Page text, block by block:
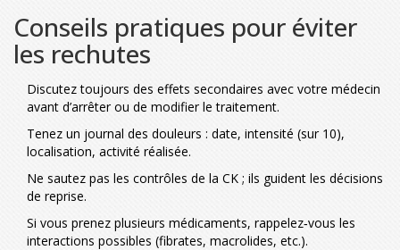
Conseils pratiques pour éviter
les rechutes
Discutez toujours des effets secondaires avec votre médecin
avant d’arrêter ou de modifier le traitement.
Tenez un journal des douleurs : date, intensité (sur 10),
localisation, activité réalisée.
Ne sautez pas les contrôles de la CK ; ils guident les décisions
de reprise.
Si vous prenez plusieurs médicaments, rappelez‑vous les
interactions possibles (fibrates, macrolides, etc.).